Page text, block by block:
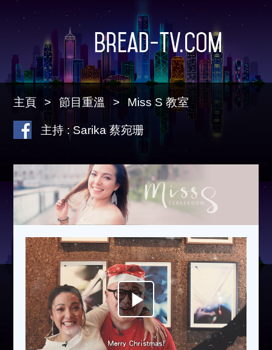
Bread-TV.com
主頁 節目重溫 Miss S 教室
主持 : Sarika 蔡宛珊
Play
Video